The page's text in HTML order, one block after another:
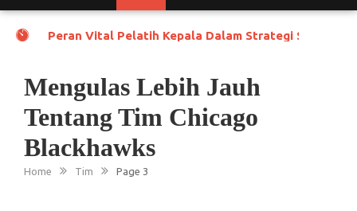
navigation
Peran Vital Pelatih Kepala Dalam Strategi Stockton
Mengulas Lebih Jauh
Tentang Tim Chicago
Blackhawks
Home Tim Page 3